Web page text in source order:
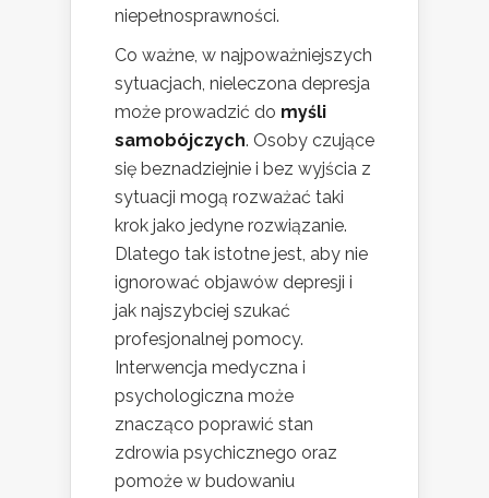
niepełnosprawności.
Co ważne, w najpoważniejszych
sytuacjach, nieleczona depresja
może prowadzić do myśli
samobójczych. Osoby czujące
się beznadziejnie i bez wyjścia z
sytuacji mogą rozważać taki
krok jako jedyne rozwiązanie.
Dlatego tak istotne jest, aby nie
ignorować objawów depresji i
jak najszybciej szukać
profesjonalnej pomocy.
Interwencja medyczna i
psychologiczna może
znacząco poprawić stan
zdrowia psychicznego oraz
pomoże w budowaniu